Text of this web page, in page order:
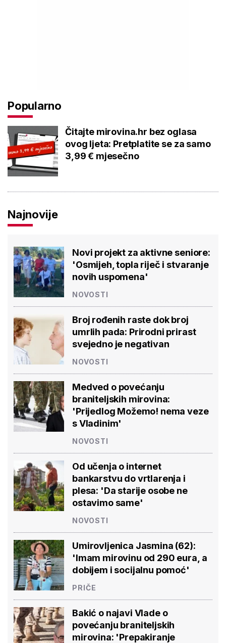
Popularno
Čitajte mirovina.hr bez oglasa
ovog ljeta: Pretplatite se za samo
3,99 € mjesečno
Najnovije
Novi projekt za aktivne seniore:
'Osmijeh, topla riječ i stvaranje
novih uspomena'
NOVOSTI
Broj rođenih raste dok broj
umrlih pada: Prirodni prirast
svejedno je negativan
NOVOSTI
Medved o povećanju
braniteljskih mirovina:
'Prijedlog Možemo! nema veze
s Vladinim'
NOVOSTI
Od učenja o internet
bankarstvu do vrtlarenja i
plesa: 'Da starije osobe ne
ostavimo same'
NOVOSTI
Umirovljenica Jasmina (62):
'Imam mirovinu od 290 eura, a
dobijem i socijalnu pomoć'
PRIČE
Bakić o najavi Vlade o
povećanju braniteljskih
mirovina: 'Prepakiranje